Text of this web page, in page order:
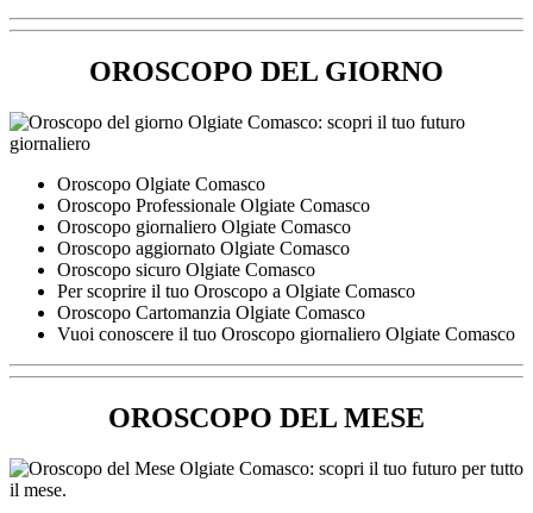
OROSCOPO DEL GIORNO
Oroscopo Olgiate Comasco
Oroscopo Professionale Olgiate Comasco
Oroscopo giornaliero Olgiate Comasco
Oroscopo aggiornato Olgiate Comasco
Oroscopo sicuro Olgiate Comasco
Per scoprire il tuo Oroscopo a Olgiate Comasco
Oroscopo Cartomanzia Olgiate Comasco
Vuoi conoscere il tuo Oroscopo giornaliero Olgiate Comasco
OROSCOPO DEL MESE